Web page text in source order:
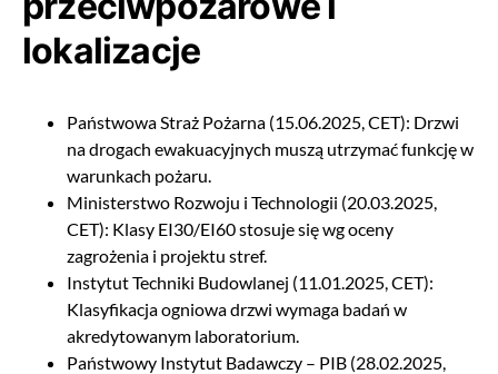
lokalizacje
Państwowa Straż Pożarna (15.06.2025, CET): Drzwi
na drogach ewakuacyjnych muszą utrzymać funkcję w
warunkach pożaru.
Ministerstwo Rozwoju i Technologii (20.03.2025,
CET): Klasy EI30/EI60 stosuje się wg oceny
zagrożenia i projektu stref.
Instytut Techniki Budowlanej (11.01.2025, CET):
Klasyfikacja ogniowa drzwi wymaga badań w
akredytowanym laboratorium.
Państwowy Instytut Badawczy – PIB (28.02.2025,